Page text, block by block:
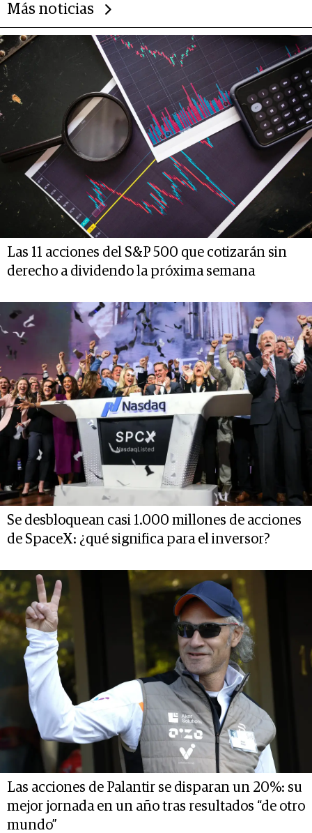
Más noticias
Las 11 acciones del S&P 500 que cotizarán sin
derecho a dividendo la próxima semana
Se desbloquean casi 1.000 millones de acciones
de SpaceX: ¿qué significa para el inversor?
Las acciones de Palantir se disparan un 20%: su
mejor jornada en un año tras resultados “de otro
mundo”